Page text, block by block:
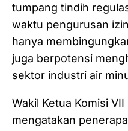
tumpang tindih
waktu pengurusan
hanya
juga berpotensi
sektor industri air
Wakil Ketua Komisi
mengatakan